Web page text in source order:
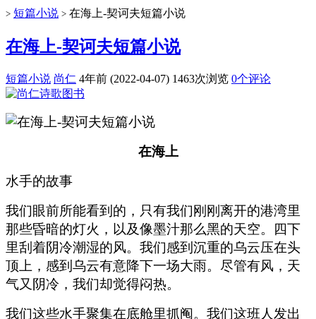
> 短篇小说 > 在海上-契诃夫短篇小说
在海上-契诃夫短篇小说
短篇小说 尚仁 4年前 (2022-04-07) 1463次浏览 0个评论
在海上
水手的故事
我们眼前所能看到的，只有我们刚刚离开的港湾里
那些昏暗的灯火，以及像墨汁那么黑的天空。四下
里刮着阴冷潮湿的风。我们感到沉重的乌云压在头
顶上，感到乌云有意降下一场大雨。尽管有风，天
气又阴冷，我们却觉得闷热。
我们这些水手聚集在底舱里抓阄。我们这班人发出